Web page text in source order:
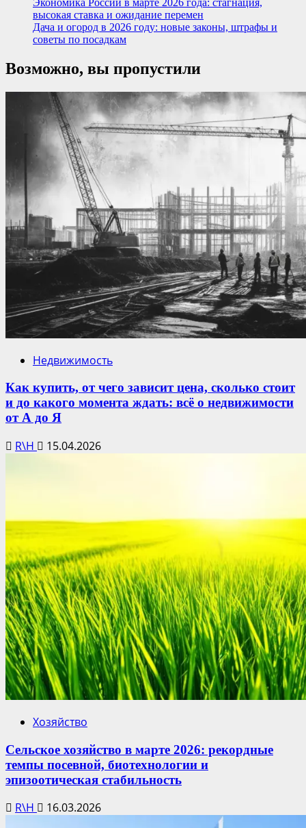
высокая ставка и ожидание перемен
Дача и огород в 2026 году: новые законы, штрафы и
советы по посадкам
Возможно, вы пропустили
Недвижимость
Как купить, от чего зависит цена, сколько стоит
и до какого момента ждать: всё о недвижимости
от А до Я
R\H 15.04.2026
Хозяйство
Сельское хозяйство в марте 2026: рекордные
темпы посевной, биотехнологии и
эпизоотическая стабильность
R\H 16.03.2026